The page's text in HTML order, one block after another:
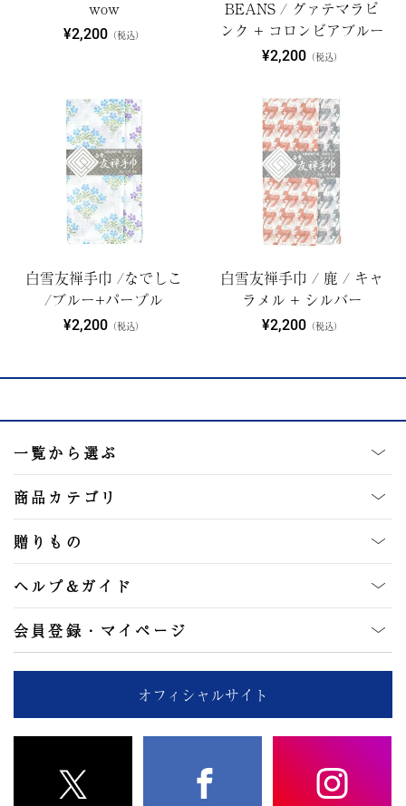
wow
¥2,200 （税込）
BEANS / グァテマラピ
ンク + コロンビアブルー
¥2,200（税込）
白雪友禅手巾 /なでしこ
/ブルー+パープル
¥2,200 （税込）
白雪友禅手巾 / 鹿 / キャ
ラメル + シルバー
¥2,200（税込）
一覧から選ぶ
商品カテゴリ
贈りもの
ヘルプ&ガイド
会員登録・マイページ
オフィシャルサイト